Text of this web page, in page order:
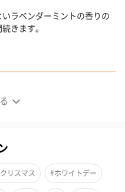
ラベンダーミントの香りの
きます。
リスマス #ホワイトデー